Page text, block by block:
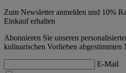
Zum Newsletter anmelden und 10%
Einkauf erhalten
Abonnieren Sie unseren
kulinarischen Vorlieben abgestimmten
E-Mail